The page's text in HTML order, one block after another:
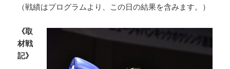
（戦績はプログラムより、この日の結果を含みます。）
《取
材戦
記》